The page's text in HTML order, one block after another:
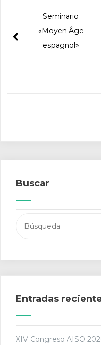
Seminario
«Moyen Âge
espagnol»
Buscar
Entradas
XIV Congreso AISO